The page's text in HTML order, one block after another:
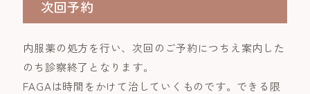
次回予約
内服薬の処方を行い、次回のご予約につちえ案内した
のち診察終了となります。
FAGAは時間をかけて治していくものです。できる限